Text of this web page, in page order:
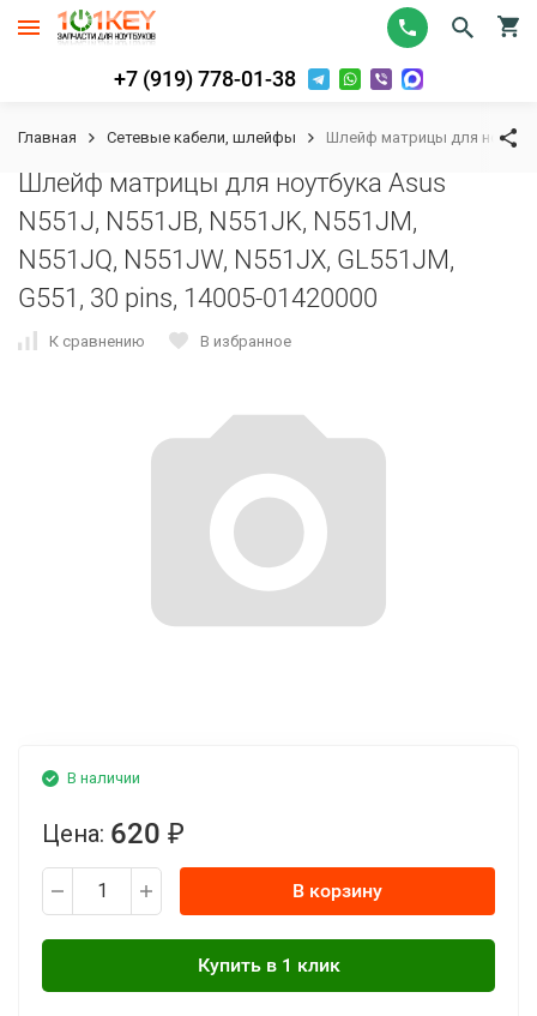
+7 (919) 778-01-38
Главная Сетевые кабели, шлейфы Шлейф матрицы для
Шлейф матрицы для ноутбука Asus
N551J, N551JB, N551JK, N551JM,
N551JQ, N551JW, N551JX, GL551JM,
G551, 30 pins, 14005-01420000
К сравнению В избранное
В наличии
Цена: 620 ₽
В корзину